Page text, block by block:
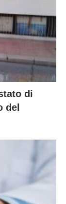
di
del